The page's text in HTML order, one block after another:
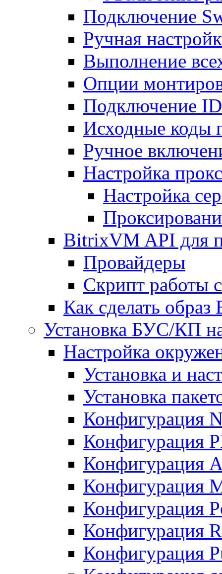
Подключение
Ручная
Выполнение
Опции
Подключение
Исходные коды
Ручное
Настройка
Настройка
BitrixVM API для
Провайдеры
Скрипт работы
Как сделать
Установка БУС/КП
Настройка
Установка и
Установка
Конфигурация
Конфигурация
Конфигурация
Конфигурация
Конфигурация
Конфигурация
Конфигурация